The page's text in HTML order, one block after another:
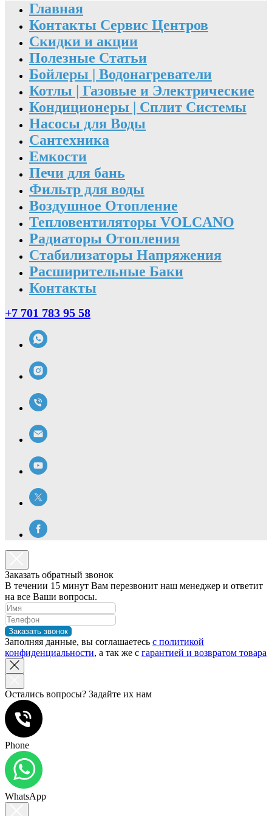
Главная
Контакты Сервис Центров
Скидки и акции
Полезные Статьи
Бойлеры | Водонагреватели
Котлы | Газовые и Электрические
Кондиционеры | Сплит Системы
Насосы для Воды
Сантехника
Емкости
Печи для бань
Фильтр для воды
Воздушное Отопление
Тепловентиляторы VOLCANO
Радиаторы Отопления
Стабилизаторы Напряжения
Расширительные Баки
Контакты
+7 701 783 95 58
Заказать обратный звонок
В течении 15 минут Вам перезвонит наш менеджер и ответит
на все Ваши вопросы.
Заказать звонок
Заполняя данные, вы соглашаетесь с политикой
конфиденциальности, а так же с гарантией и возвратом товара
Остались вопросы? Задайте их нам
Phone
WhatsApp